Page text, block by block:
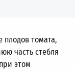
плодов томата,
часть стебля
этом